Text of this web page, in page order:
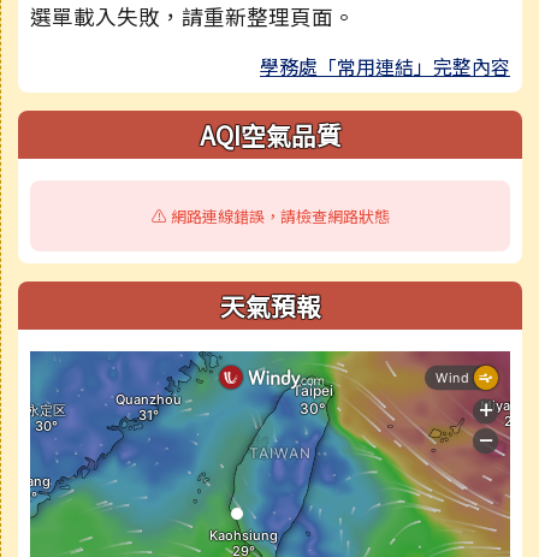
選單載入失敗，請重新整理頁面。
學務處「常用連結」完整內容
AQI空氣品質
⚠️ 網路連線錯誤，請檢查網路狀態
天氣預報